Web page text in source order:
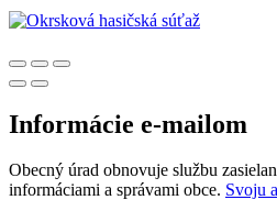
Informácie e-mailom
Obecný úrad obnovuje službu
informáciami a správami obce. Svoju